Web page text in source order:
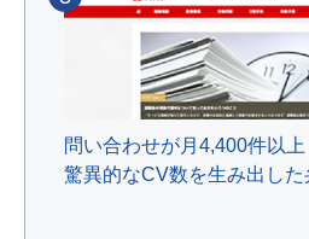
問い合わせが月4,400件以
驚異的なCV数を生み出し